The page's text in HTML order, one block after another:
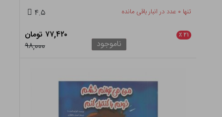
تنها ۰ عدد در انبار باقی مانده ۴.۵
۲۱ ٪
۷۷,۴۲۰ تومان
۹۸,۰۰۰
ناموجود